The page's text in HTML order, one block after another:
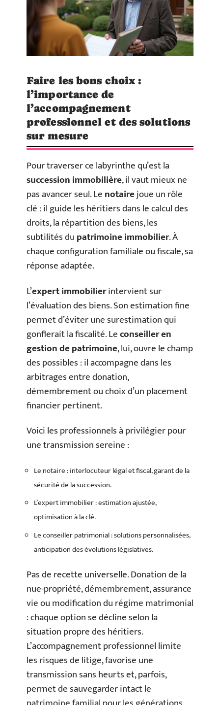
Faire les bons choix :
l’importance de
l’accompagnement
professionnel et des solutions
sur mesure
Pour traverser ce labyrinthe qu’est la
succession immobilière, il vaut mieux ne
pas avancer seul. Lenotairejoue un rôle
clé : il guide les héritiers dans le calcul des
droits, la répartition des biens, les
subtilités dupatrimoine immobilier. À
chaque configuration familiale ou fiscale, sa
réponse adaptée.
L’expert immobilierintervient sur
l’évaluation des biens. Son estimation fine
permet d’éviter une surestimation qui
gonflerait la fiscalité. Leconseiller en
gestion de patrimoine, lui, ouvre le champ
des possibles : il accompagne dans les
arbitrages entre donation,
démembrement ou choix d’un placement
financier pertinent.
Voici les professionnels à privilégier pour
une transmission sereine :
Le notaire : interlocuteur légal et fiscal, garant de la
sécurité de la succession.
L’expert immobilier : estimation ajustée,
optimisation à la clé.
Le conseiller patrimonial : solutions personnalisées,
anticipation des évolutions législatives.
Pas de recette universelle. Donation de la
nue-propriété, démembrement, assurance
vie ou modification du régime matrimonial
: chaque option se décline selon la
situation propre des héritiers.
L’accompagnement professionnel limite
les risques de litige, favorise une
transmission sans heurts et, parfois,
permet de sauvegarder intact le